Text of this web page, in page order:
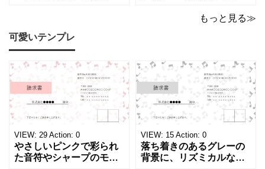
め！過払い･誤入金などが
発生した際にも使える、
モノクロでシンプルな
「返金領収書」のテンプ
レートとなります。 A4縦
型サイズで用紙に印
ト！A4横型ExcelやWord
表になります。 A4横型サ
イズの無料テンプレート
で、Excel・Wo
もっと見る≫
可愛いテンプレ
VIEW: 29 Action: 0
やさしいピンクで彩られ
た音符やシャープのモチ
VIEW: 15 Action: 0
落ち着きのあるグレーの
背景に、リズミカルな音